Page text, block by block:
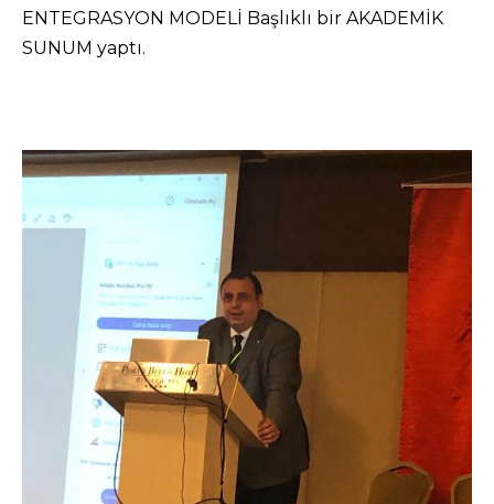
ENTEGRASYON MODELİ Başlıklı bir AKADEMİK
SUNUM yaptı.